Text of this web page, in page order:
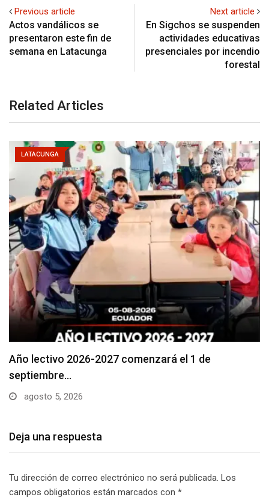
Previous article
Actos vandálicos se
presentaron este fin de
semana en Latacunga
Next article
En Sigchos se suspenden
actividades educativas
presenciales por incendio
forestal
Related Articles
LATACUNGA
Se suspenderá servicio de agua potable en varios…
agosto 5, 2026
Deja una respuesta
Tu dirección de correo electrónico no será publicada. Los
campos obligatorios están marcados con *